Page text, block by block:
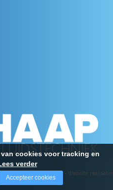
algemene voorwaarden- Website realisatie
Groep
cookies voor tracking en
verder
Accepteer cookies